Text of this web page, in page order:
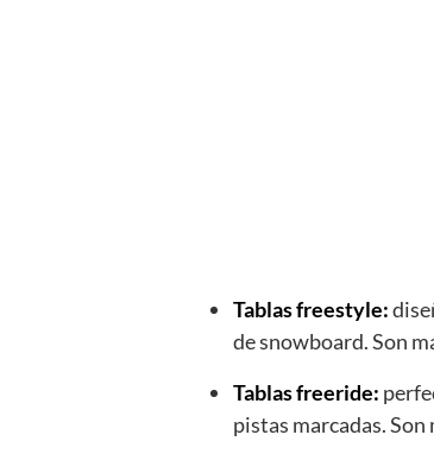
Tablas freestyle:
de snowboard. Son
Tablas freeride:
pistas marcadas.